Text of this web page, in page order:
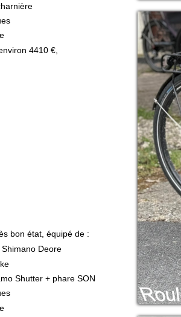
4410 €,
bon état, équipé de :
Deore
Shutter + phare SON